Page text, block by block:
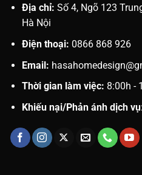
Địa chỉ: Số 4, Ngõ 123
Hà Nội
Điện thoại: 0866 868 926
Email:
Thời gian làm việc: 8:00h -
Khiếu nại/Phản ánh dịch vụ